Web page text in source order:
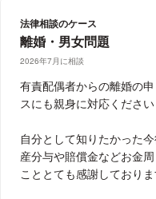
法律相談のケース
離婚・男女問題
2026年7月に相談
有責配偶者からの離婚の
スにも親身に対応ください
自分として知りたかった
産分与や賠償金などお金
こととても感謝しておりま